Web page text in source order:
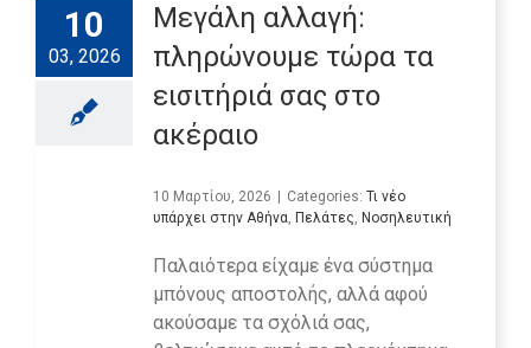
10
03, 2026
Μεγάλη αλλαγή:
πληρώνουμε τώρα τα
εισιτήριά σας στο
ακέραιο
10 Μαρτίου, 2026 Categories: Τι νέο
υπάρχει στην Αθήνα, Πελάτες, Νοσηλευτική
Παλαιότερα είχαμε ένα σύστημα
μπόνους αποστολής, αλλά αφού
ακούσαμε τα σχόλιά σας,